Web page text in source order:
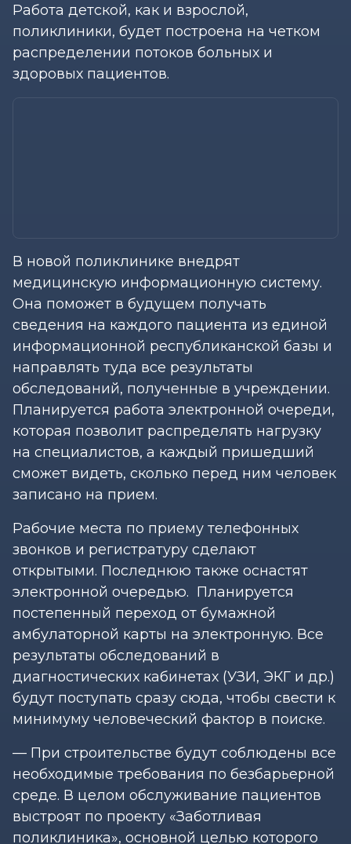
Работа детской, как и взрослой,
поликлиники, будет построена на четком
распределении потоков больных и
здоровых пациентов.
В новой поликлинике внедрят
медицинскую информационную систему.
Она поможет в будущем получать
сведения на каждого пациента из единой
информационной республиканской базы и
направлять туда все результаты
обследований, полученные в учреждении.
Планируется работа электронной очереди,
которая позволит распределять нагрузку
на специалистов, а каждый пришедший
сможет видеть, сколько перед ним человек
записано на прием.
Рабочие места по приему телефонных
звонков и регистратуру сделают
открытыми. Последнюю также оснастят
электронной очередью. Планируется
постепенный переход от бумажной
амбулаторной карты на электронную. Все
результаты обследований в
диагностических кабинетах (УЗИ, ЭКГ и др.)
будут поступать сразу сюда, чтобы свести к
минимуму человеческий фактор в поиске.
— При строительстве будут соблюдены все
необходимые требования по безбарьерной
среде. В целом обслуживание пациентов
выстроят по проекту «Заботливая
поликлиника», основной целью которого